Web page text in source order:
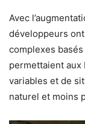
Avec
développeurs
complexes
permettaient aux
variables et de
naturel et moins